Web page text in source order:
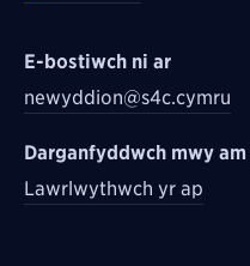
E-bostiwch ni ar
newyddion@s4c.cymru
Darganfyddwch mwy
Lawrlwythwch yr ap